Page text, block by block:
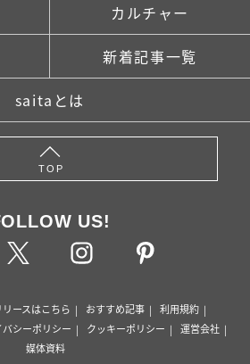
カルチャー
新着記事一覧
saitaとは
TOP
US!
ースはこちら おすすめ記事
利用規約
バシーポリシー クッキーポリシー
運営会社
媒体資料